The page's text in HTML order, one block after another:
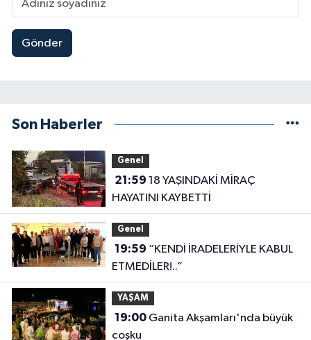
Gönder
Son Haberler
Genel
21:59
HAYATINI KAYBETTİ
Genel
19:59
ETMEDİLER!..”
YAŞAM
19:00Ganita Akşamları'nda büyük
coşku